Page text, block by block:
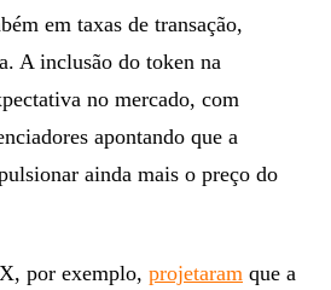
em taxas de transação,
A inclusão do token na
no mercado, com
apontando que a
ainda mais o preço do
por exemplo, projetaram que a